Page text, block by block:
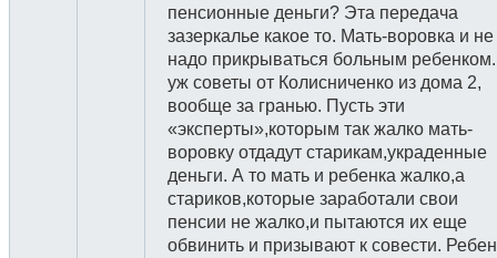
пенсионные деньги? Эта передача
зазеркалье какое то. Мать-воровка и не
надо прикрываться больным
уж советы от Колисниченко из дома 2,
вообще за гранью. Пусть эти
«эксперты»,которым так жалко мать-
воровку отдадут старикам,украденные
деньги. А то мать и ребенка жалко,а
стариков,которые заработали свои
пенсии не жалко,и пытаются их еще
обвинить и призывают к совести.